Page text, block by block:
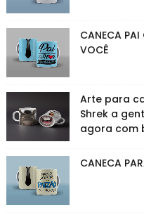
CANECA PAI
VOCÊ
Arte para
Shrek a
agora com
CANECA